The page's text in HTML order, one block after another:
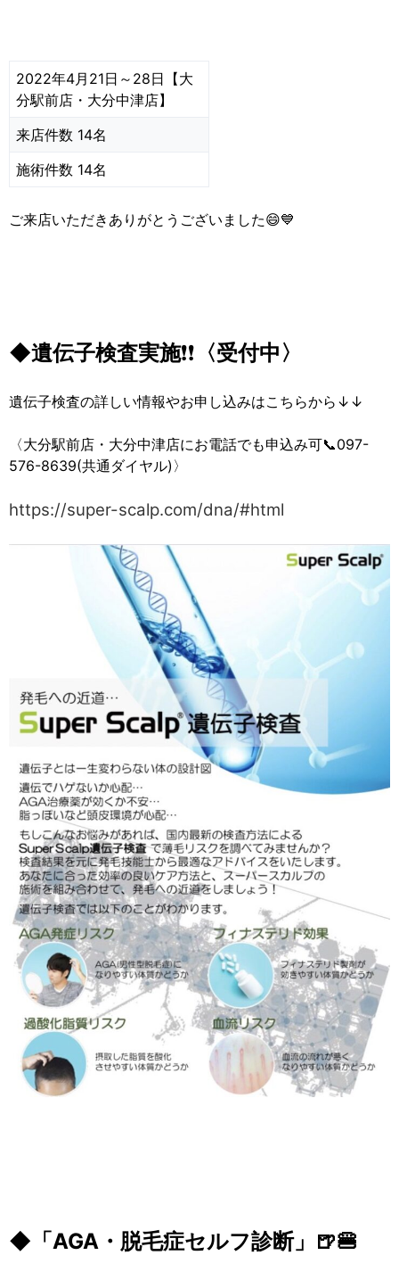
2022年4月21日～28日【大
分駅前店・大分中津店】
来店件数 14名
施術件数 14名
ご来店いただきありがとうございました😄💙
◆遺伝子検査実施❗❗ 〈受付中〉
遺伝子検査の詳しい情報やお申し込みはこちらから↓↓
〈大分駅前店・大分中津店にお電話でも申込み可📞097-
576-8639(共通ダイヤル)〉
https://super-scalp.com/dna/#html
◆「AGA・脱毛症セルフ診断」🍺🍔